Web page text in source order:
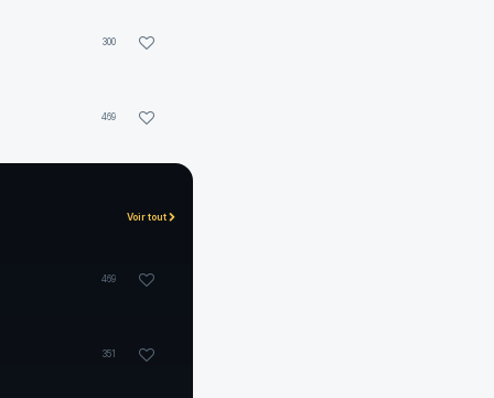
300
469
Voir tout
469
351